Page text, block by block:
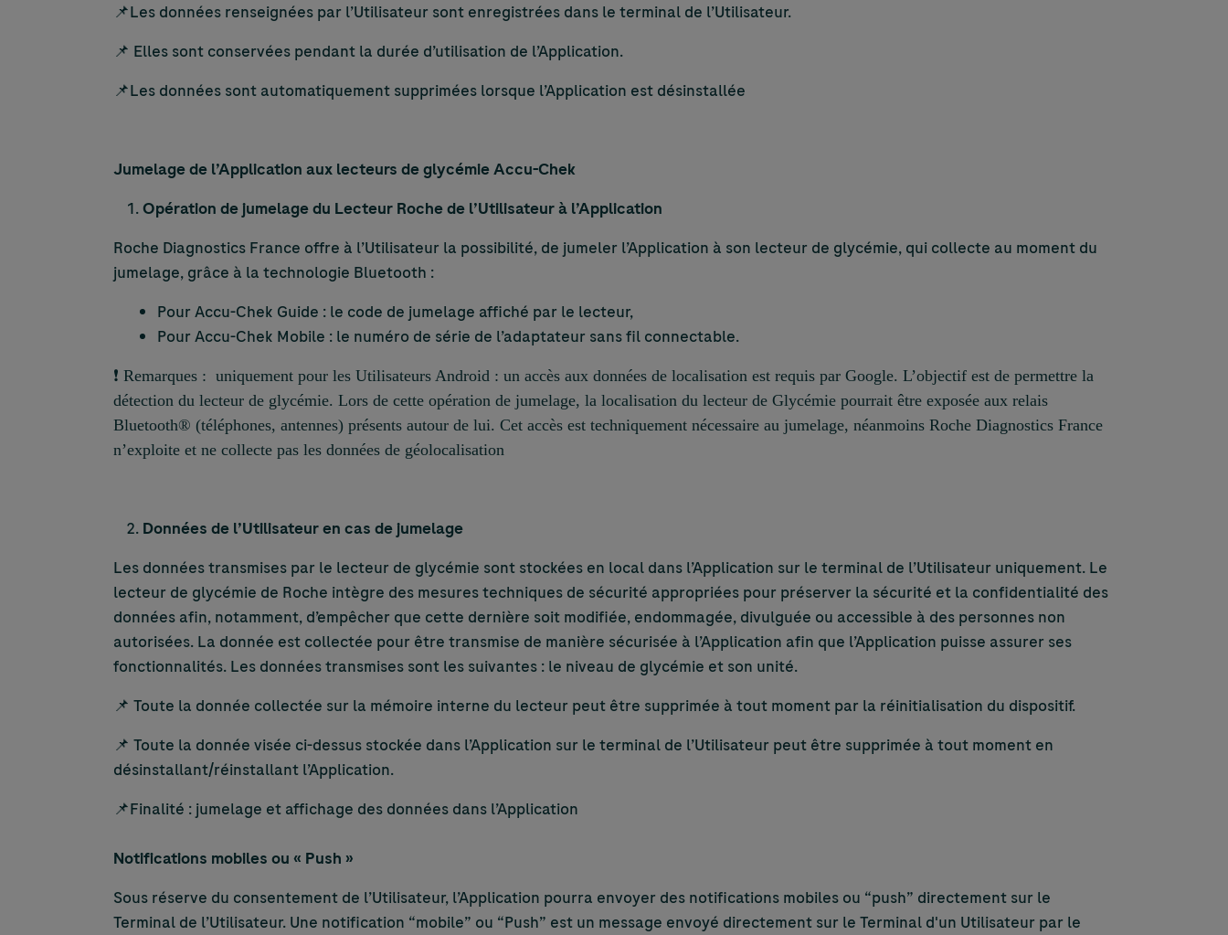
📌Les données renseignées par l’Utilisateur sont enregistrées dans le terminal de l’Utilisateur.
📌 Elles sont conservées pendant la durée d’utilisation de l’Application.
📌Les données sont automatiquement supprimées lorsque l’Application est désinstallée
Jumelage de l’Application aux lecteurs de glycémieAccu-Chek
Opération de jumelage du Lecteur Roche de l’Utilisateur à l’Application
Roche Diagnostics France offre à l’Utilisateur la possibilité, de jumeler l’Application à son lecteur de glycémie, qui collecte au moment du
jumelage, grâce à la technologie Bluetooth :
Pour Accu-Chek Guide : le code de jumelage affiché par le lecteur,
Pour Accu-Chek Mobile : le numéro de série de l’adaptateur sans fil connectable.
❗ Remarques : uniquement pour les Utilisateurs Android : un accès aux données de localisation est requis par Google. L’objectif est de permettre la
détection du lecteur de glycémie. Lors de cette opération de jumelage, la localisation du lecteur de Glycémie pourrait être exposée aux relais
Bluetooth® (téléphones, antennes) présents autour de lui. Cet accès est techniquement nécessaire au jumelage, néanmoins Roche Diagnostics France
n’exploite et ne collecte pas les données de géolocalisation
Données de l’Utilisateur en cas de jumelage
Les données transmises par le lecteur de glycémie sont stockées en local dans l’Application sur le terminal de l’Utilisateur uniquement. Le
lecteur de glycémie de Roche intègre des mesures techniques de sécurité appropriées pour préserver la sécurité et la confidentialité des
données afin, notamment, d’empêcher que cette dernière soit modifiée, endommagée, divulguée ou accessible à des personnes non
autorisées. La donnée est collectée pour être transmise de manière sécurisée à l’Application afin que l’Application puisse assurer ses
fonctionnalités. Les données transmises sont les suivantes : le niveau de glycémie et son unité.
📌 Toute la donnée collectée sur la mémoire interne du lecteur peut être supprimée à tout moment par la réinitialisation du dispositif.
📌 Toute la donnée visée ci-dessus stockée dans l’Application sur le terminal de l’Utilisateur peut être supprimée à tout moment en
désinstallant/réinstallant l’Application.
📌Finalité : jumelage et affichage des données dans l’Application
Notifications mobiles ou « Push »
Sous réserve du consentement de l’Utilisateur, l’Application pourra envoyer des notifications mobiles ou “push” directement sur le
Terminal de l’Utilisateur. Une notification “mobile” ou “Push” est un message envoyé directement sur le Terminal d'un Utilisateur par le